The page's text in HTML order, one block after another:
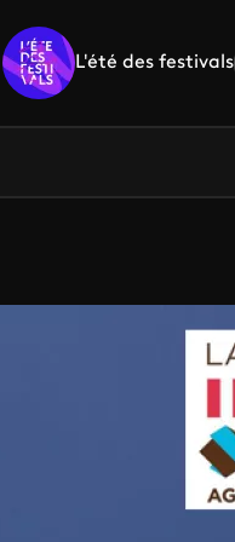
L'été des festivals